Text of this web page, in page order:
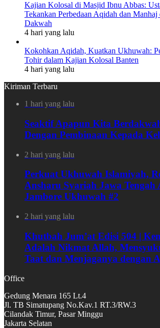
Kajian Kolosal di Masjid Ibnu Abbas:
Tekankan Perbedaan Aqidah dan Manhaj
Dakwah
4 hari yang lalu
Kokohkan Aqidah, Kuatkan Ukhuwah:
Tohir dalam Kajian Kolosal Banten
4 hari yang lalu
Kiriman Terbaru
1 hari yang lalu
Seaktif Apapun Kita
Dengan Pembinaan Kepada
2 hari yang lalu
Perkuat Ukhuwah Islamiyah,
Ansharu Syariah Jawa Tengah
Jambore Ukhuwah #2
2 hari yang lalu
Khutbah Jum’at Edisi 504 |
Adalah Nikmat Allah,
Taat dan Menjaganya dengan
Office
Gedung Menara 165 Lt.4
Jl. TB Simatupang No.Kav.1 RT.3/RW.3
Cilandak Timur, Pasar Minggu
Jakarta Selatan